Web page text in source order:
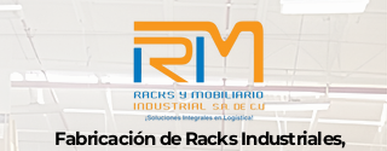
Fabricación de Racks Industriales,